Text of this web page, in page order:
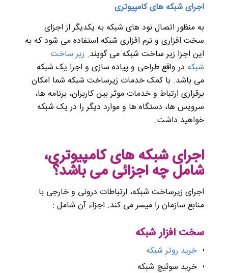
اجرایشبکه هایکامپیوتری
به منظور اتصال نود های شبکه به یکدیگر از اجزای
سخت افزاری و نرم افزاری شبکه استفاده می شود که به
این اجزا زیر ساخت شبکه می گویند. زیر ساخت
شبکه در واقع طراحی و پیاده سازی و اجرا یک شبکه
می باشد. با کمک خدمات زیرساخت شبکه شما امکان
برقراری ارتباط و خدمات موثر بین کاربران، برنامه ها،
سرویس ها، دستگاه ها و موارد دیگر را در یک شبکه
خواهید داشت.
اجرای شبکه های کامپیوتری،
شاملچهاجزائیمیباشد؟
اجرای زیرساخت شبکه، ارتباطات درونی و خارجی با
منابع سازمان را میسر می کند. اجزاء آن شامل :
سخت افزارشبکه
خرید روتر شبکه
خرید سوئیچ شبکه